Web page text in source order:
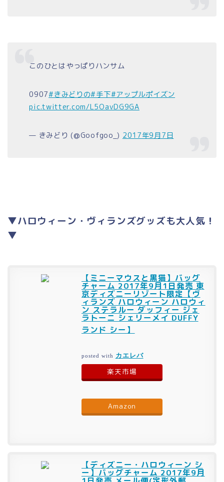
このひとはやっぱりハンサム
0907#きみどりの#手下#アップルポイズン
pic.twitter.com/L5OavDG9GA
— きみどり (@Goofgoo_) 2017年9月7日
▼ハロウィーン・ヴィランズグッズも大人気！
▼
【ミニーマウスと黒猫】バッグ
チャーム 2017年9月1日発売 東
京ディズニーリゾート限定【ヴ
ィランズ ハロウィーン ハロウィ
ン ステラルー ダッフィー ジェ
ラトーニ シェリーメイ DUFFY
ランド シー】
posted with カエレバ
楽天市場
Amazon
【ディズニー・ハロウィーン シ
ー】バッグチャーム 2017年9月